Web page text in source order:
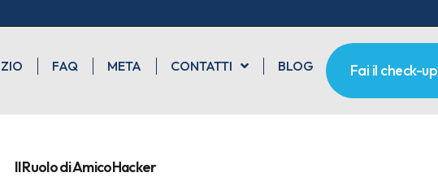
FAQ META CONTATTI BLOG Fai il check-up
Il Ruolo di AmicoHacker